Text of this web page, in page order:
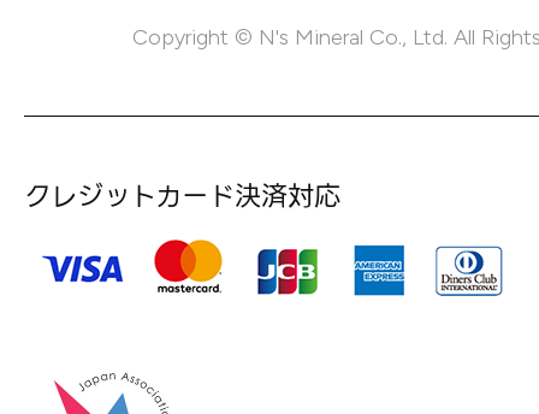
Copyright © N's Mineral Co., Ltd. All
クレジットカード決済対応